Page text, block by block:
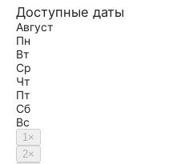
Доступные даты
Август
Пн
Вт
Ср
Чт
Пт
Сб
Вс
1×
2×